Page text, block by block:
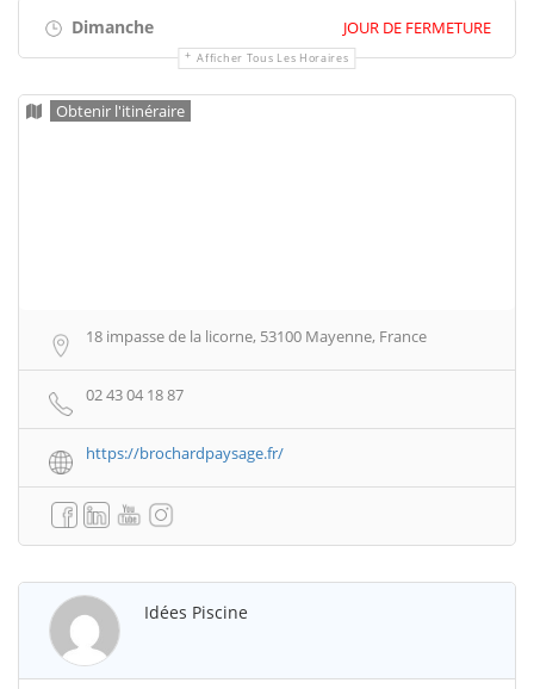
Dimanche JOUR DE FERMETURE
Afficher Tous Les Horaires
Obtenir l'itinéraire
18 impasse de la licorne, 53100 Mayenne, France
02 43 04 18 87
https://brochardpaysage.fr/
Idées Piscine